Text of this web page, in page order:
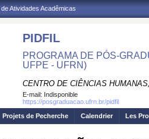
Atividades Acadêmicas
PIDFIL
PROGRAMA DE PÓS-
UFPE - UFRN)
CENTRO DE CIÊNCIAS
E-mail: Indisponible
https://posgraduacao.ufrn.br/pidfil
Projets de Pecherche Calendrier Les